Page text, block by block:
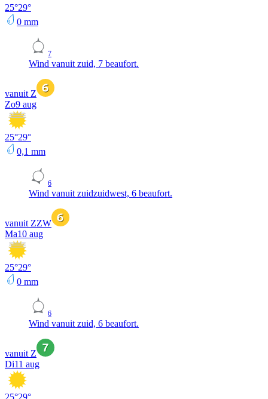
25°29°
0 mm
7
Wind vanuit zuid, 7 beaufort.
vanuit Z
Zo9 aug
25°29°
0,1 mm
6
Wind vanuit zuidzuidwest, 6 beaufort.
vanuit ZZW
Ma10 aug
25°29°
0 mm
6
Wind vanuit zuid, 6 beaufort.
vanuit Z
Di11 aug